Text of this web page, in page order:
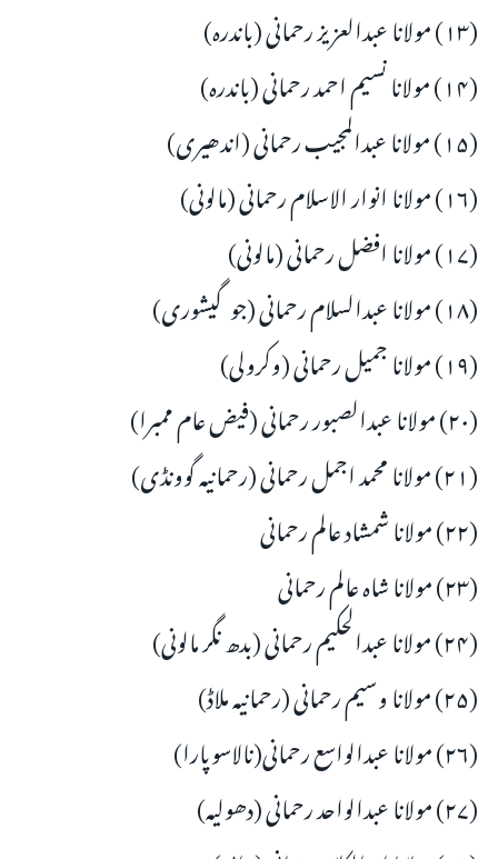
(۱۳) مولانا عبدالعزیز رحمانی (باندرہ)
(۱۴) مولانا نسیم احمد رحمانی (باندرہ)
(۱۵) مولانا عبدالمجیب رحمانی (اندھیری)
(۱۶) مولانا انوار الاسلام رحمانی (مالونی)
(۱۷) مولانا افضل رحمانی (مالونی)
(۱۸) مولانا عبدالسلام رحمانی (جوگیشوری)
(۱۹) مولانا جمیل رحمانی (وکرولی)
(۲۰) مولانا عبدالصبور رحمانی (فیض عام ممبرا)
(۲۱) مولانا محمد اجمل رحمانی (رحمانیہ گوونڈی)
(۲۲) مولانا شمشاد عالم رحمانی
(۲۳) مولانا شاہ عالم رحمانی
(۲۴) مولانا عبدالحکیم رحمانی (بدھ نگر مالونی)
(۲۵) مولانا وسیم رحمانی (رحمانیہ ملاڈ)
(۲۶) مولانا عبدالواسع رحمانی(نالاسوپارا)
(۲۷) مولانا عبدالواحد رحمانی (دھولیہ)